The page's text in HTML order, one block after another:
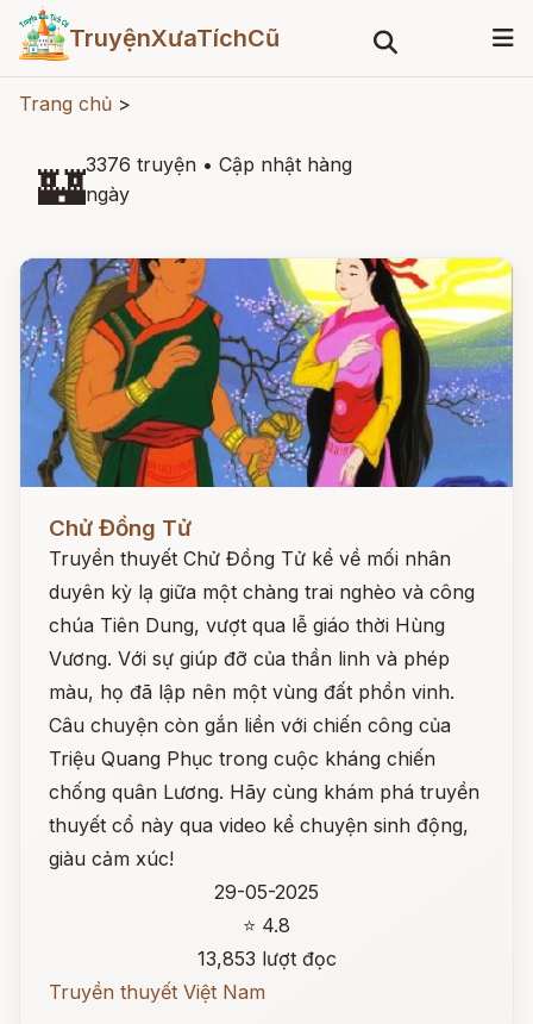
TruyệnXưaTíchCũ
Trang chủ >
🏰3376 truyện • Cập nhật hàng
ngày
Chử Đồng Tử
Truyền thuyết Chử Đồng Tử kể về mối nhân
duyên kỳ lạ giữa một chàng trai nghèo và công
chúa Tiên Dung, vượt qua lễ giáo thời Hùng
Vương. Với sự giúp đỡ của thần linh và phép
màu, họ đã lập nên một vùng đất phồn vinh.
Câu chuyện còn gắn liền với chiến công của
Triệu Quang Phục trong cuộc kháng chiến
chống quân Lương. Hãy cùng khám phá truyền
thuyết cổ này qua video kể chuyện sinh động,
giàu cảm xúc!
29-05-2025
⭐ 4.8
13,853 lượt đọc
Truyền thuyết Việt Nam